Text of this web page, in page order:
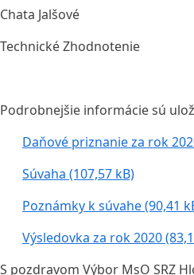
Chata Jalšové
Technické
Podrobnejšie informácie sú
Daňové priznanie za rok
Súvaha
Poznámky k súvahe
Výsledovka za rok 2020
S pozdravom Výbor MsO SRZ